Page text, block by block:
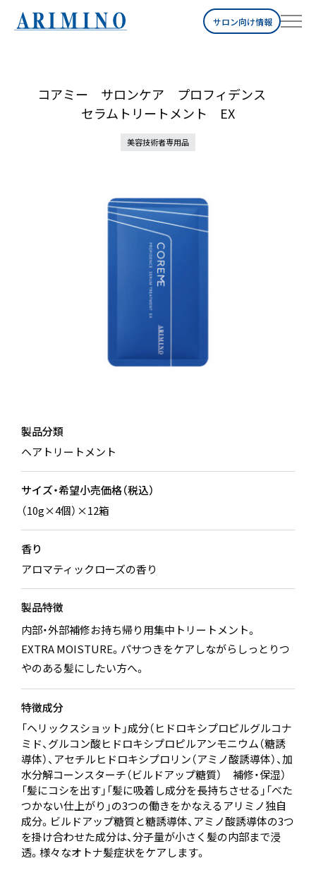
サロン向け情報
コアミー サロンケア プロフィデンス
セラムトリートメント EX
美容技術者専用品
製品分類
ヘアトリートメント
サイズ・希望小売価格（税込）
（10g×4個）×12箱
香り
アロマティックローズの香り
製品特徴
内部・外部補修お持ち帰り用集中トリートメント。
EXTRA MOISTURE。パサつきをケアしながらしっとりつ
やのある髪にしたい方へ。
特徴成分
「ヘリックスショット」成分（ヒドロキシプロピルグルコナ
ミド、グルコン酸ヒドロキシプロピルアンモニウム（糖誘
導体）、アセチルヒドロキシプロリン（アミノ酸誘導体）、加
水分解コーンスターチ（ビルドアップ糖質） 補修・保湿）
「髪にコシを出す」「髪に吸着し成分を長持ちさせる」「べた
つかない仕上がり」の3つの働きをかなえるアリミノ独自
成分。ビルドアップ糖質と糖誘導体、アミノ酸誘導体の3つ
を掛け合わせた成分は、分子量が小さく髪の内部まで浸
透。様々なオトナ髪症状をケアします。